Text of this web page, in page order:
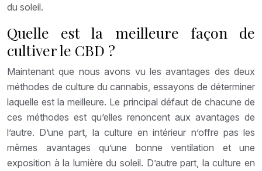
du soleil.
Quelle est la meilleure façon de
cultiver le CBD ?
Maintenant que nous avons vu les avantages des deux
méthodes de culture du cannabis, essayons de déterminer
laquelle est la meilleure. Le principal défaut de chacune de
ces méthodes est qu’elles renoncent aux avantages de
l’autre. D’une part, la culture en intérieur n’offre pas les
mêmes avantages qu’une bonne ventilation et une
exposition à la lumière du soleil. D’autre part, la culture en